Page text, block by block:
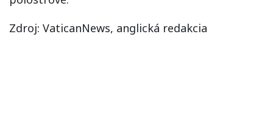
Zdroj: VaticanNews, anglická redakcia